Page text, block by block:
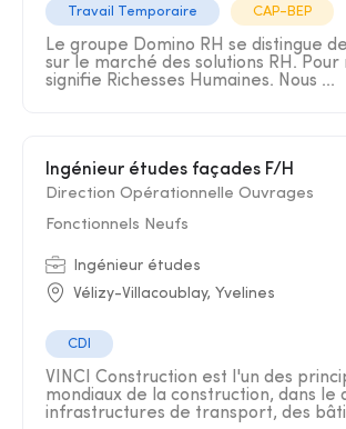
Travail Temporaire CAP-BEP
Le groupe Domino RH se distingue
sur le marché des solutions RH. Pour
signifie Richesses Humaines. Nous ...
Ingénieur études façades F/H
Direction Opérationnelle Ouvrages
Fonctionnels Neufs
Ingénieur études
Vélizy-Villacoublay, Yvelines
CDI
VINCI Construction est l'un des
mondiaux de la construction, dans le
infrastructures de transport, des